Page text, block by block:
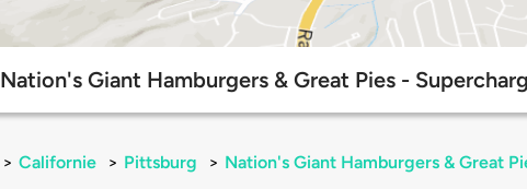
Nation's Giant Hamburgers & Great Pies -
> Californie > Pittsburg > Nation's Giant Hamburgers & Great